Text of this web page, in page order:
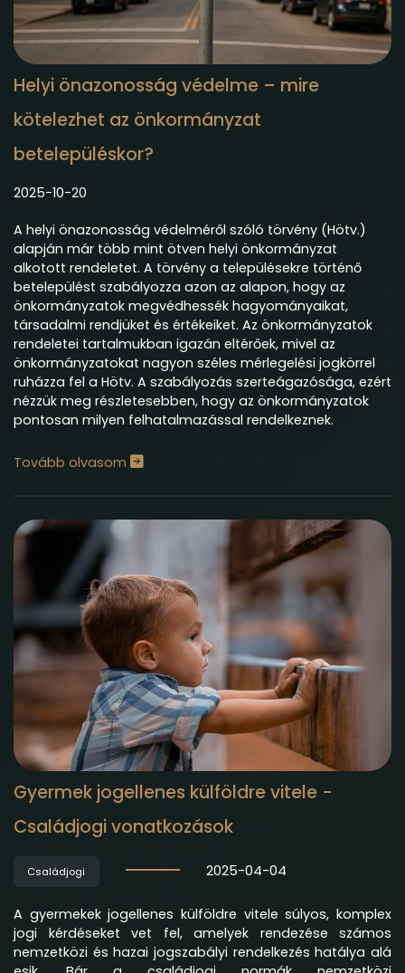
Helyi önazonosság védelme – mire
kötelezhet az önkormányzat
betelepüléskor?
2025-10-20
A helyi önazonosság védelméről szóló törvény (Hötv.)
alapján már több mint ötven helyi önkormányzat
alkotott rendeletet. A törvény a településekre történő
betelepülést szabályozza azon az alapon, hogy az
önkormányzatok megvédhessék hagyományaikat,
társadalmi rendjüket és értékeiket. Az önkormányzatok
rendeletei tartalmukban igazán eltérőek, mivel az
önkormányzatokat nagyon széles mérlegelési jogkörrel
ruházza fel a Hötv. A szabályozás szerteágazósága, ezért
nézzük meg részletesebben, hogy az önkormányzatok
pontosan milyen felhatalmazással rendelkeznek.
Tovább olvasom
Gyermek jogellenes külföldre vitele -
Családjogi vonatkozások
Családjogi 2025-04-04
A gyermekek jogellenes külföldre vitele súlyos, komplex
jogi kérdéseket vet fel, amelyek rendezése számos
nemzetközi és hazai jogszabályi rendelkezés hatálya alá